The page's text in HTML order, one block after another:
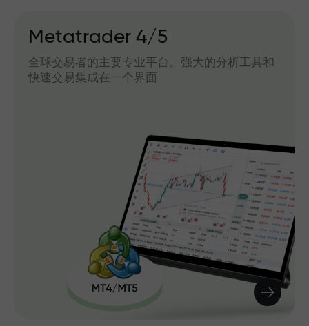
Metatrader 4/5
全球交易者的主要专业平台。强大的分析工具和
快速交易集成在一个界面